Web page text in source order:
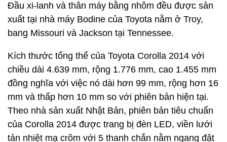
Đầu xi-lanh và thân máy bằng nhôm đều được sản
xuất tại nhà máy Bodine của Toyota nằm ở Troy,
bang Missouri và Jackson tại Tennessee.
Kích thước tổng thể của Toyota Corolla 2014 với
chiều dài 4.639 mm, rộng 1.776 mm, cao 1.455 mm
đồng nghĩa với việc nó dài hơn 99 mm, rộng hơn 16
mm và thấp hơn 10 mm so với phiên bản hiện tại.
Theo nhà sản xuất Nhật Bản, phiên bản tiêu chuẩn
của Corolla 2014 được trang bị đèn LED, viền lưới
tản nhiệt mạ crôm với 5 thanh chắn nằm ngang đặt